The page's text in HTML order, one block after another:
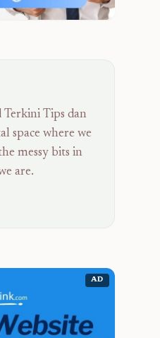
Tips dan
space where we
messy bits in
are.
AD